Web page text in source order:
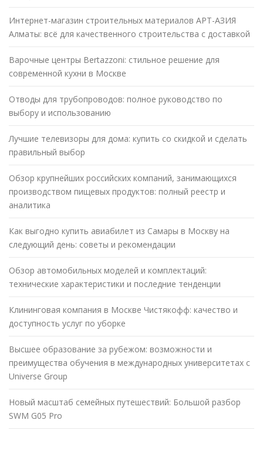
Интернет-магазин строительных материалов АРТ-АЗИЯ
Алматы: всё для качественного строительства с доставкой
Варочные центры Bertazzoni: стильное решение для
современной кухни в Москве
Отводы для трубопроводов: полное руководство по
выбору и использованию
Лучшие телевизоры для дома: купить со скидкой и сделать
правильный выбор
Обзор крупнейших российских компаний, занимающихся
производством пищевых продуктов: полный реестр и
аналитика
Как выгодно купить авиабилет из Самары в Москву на
следующий день: советы и рекомендации
Обзор автомобильных моделей и комплектаций:
технические характеристики и последние тенденции
Клининговая компания в Москве Чистякофф: качество и
доступность услуг по уборке
Высшее образование за рубежом: возможности и
преимущества обучения в международных университетах с
Universe Group
Новый масштаб семейных путешествий: Большой разбор
SWM G05 Pro